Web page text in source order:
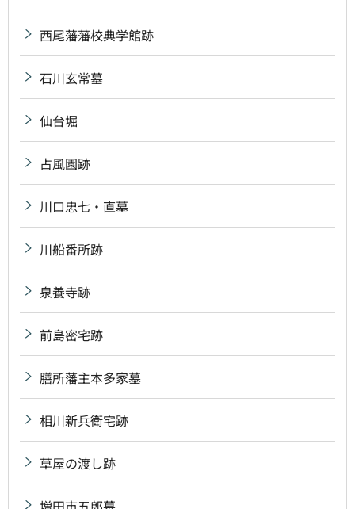
西尾藩藩校典学館跡
石川玄常墓
仙台堀
占風園跡
川口忠七・直墓
川船番所跡
泉養寺跡
前島密宅跡
膳所藩主本多家墓
相川新兵衛宅跡
草屋の渡し跡